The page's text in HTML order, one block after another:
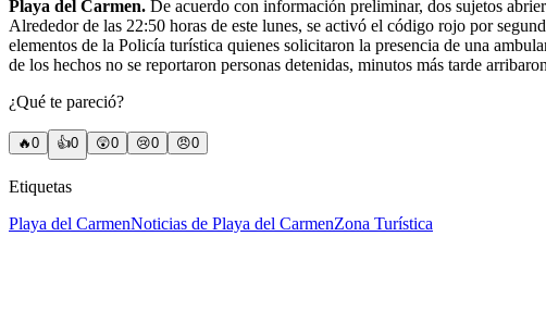
Playa del Carmen. De acuerdo con información preliminar, dos sujetos
Alrededor de las 22:50 horas de este lunes, se activó el código rojo por
elementos de la Policía turística quienes solicitaron la presencia de una
de los hechos no se reportaron personas detenidas, minutos más tarde
¿Qué te pareció?
🔥0 👍0 😲0 😢0 😠0
Etiquetas
Playa del CarmenNoticias de Playa del CarmenZona Turística